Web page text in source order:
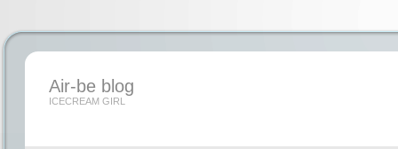
Air-be blog
ICECREAM GIRL